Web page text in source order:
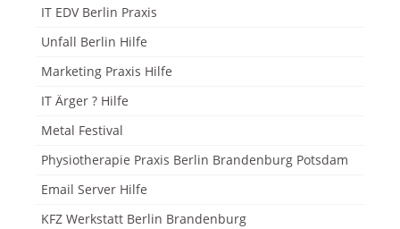
IT EDV Berlin Praxis
Unfall Berlin Hilfe
Marketing Praxis Hilfe
IT Ärger ? Hilfe
Metal Festival
Physiotherapie Praxis Berlin Brandenburg Potsdam
Email Server Hilfe
KFZ Werkstatt Berlin Brandenburg